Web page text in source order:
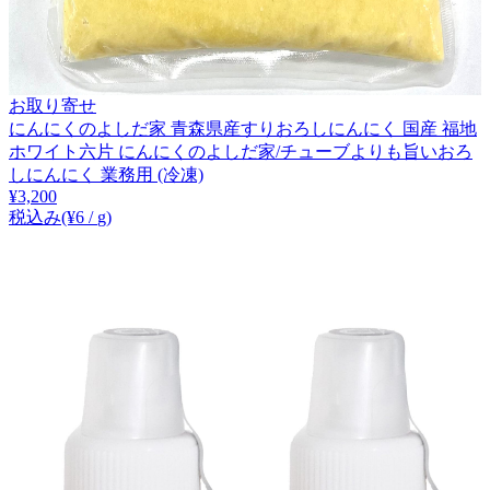
お取り寄せ
にんにくのよしだ家 青森県産すりおろしにんにく 国産 福地
ホワイト六片 にんにくのよしだ家/チューブよりも旨いおろ
しにんにく 業務用 (冷凍)
¥3,200
税込み(¥6 / g)